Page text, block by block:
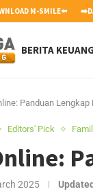
M-SMILE⬅️
BERITA
Panduan
Editors' Pick
2025